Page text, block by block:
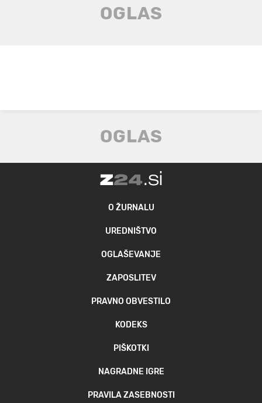
O ŽURNALU
UREDNIŠTVO
OGLAŠEVANJE
ZAPOSLITEV
PRAVNO OBVESTILO
KODEKS
PIŠKOTKI
NAGRADNE IGRE
PRAVILA ZASEBNOSTI